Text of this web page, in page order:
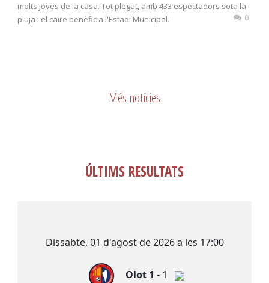
molts joves de la casa. Tot plegat, amb 433 espectadors sota la
pluja i el caire benèfic a l'Estadi Municipal.
0
Més notícies
ÚLTIMS RESULTATS